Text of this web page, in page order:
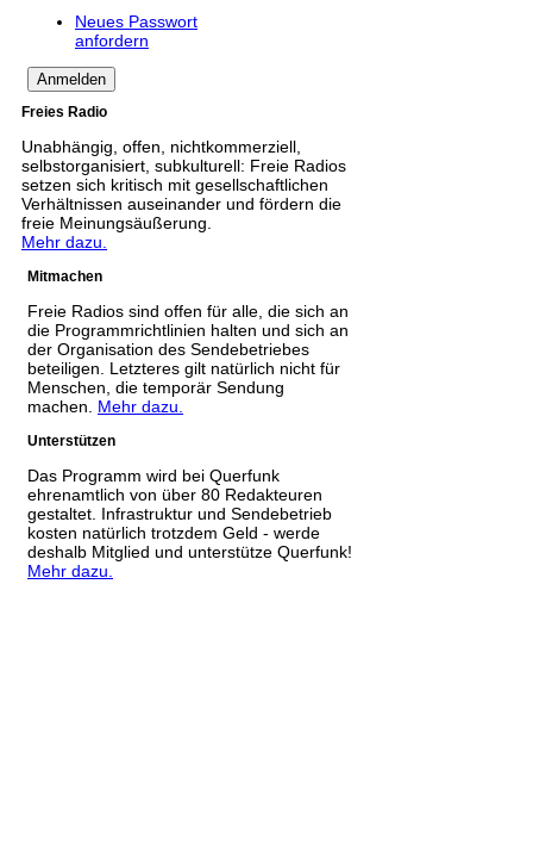
Neues Passwort
anfordern
Freies Radio
Unabhängig, offen, nichtkommerziell,
selbstorganisiert, subkulturell: Freie Radios
setzen sich kritisch mit gesellschaftlichen
Verhältnissen auseinander und fördern die
freie Meinungsäußerung.
Mehr dazu.
Mitmachen
Freie Radios sind offen für alle, die sich an
die Programmrichtlinien halten und sich an
der Organisation des Sendebetriebes
beteiligen. Letzteres gilt natürlich nicht für
Menschen, die temporär Sendung
machen. Mehr dazu.
Unterstützen
Das Programm wird bei Querfunk
ehrenamtlich von über 80 Redakteuren
gestaltet. Infrastruktur und Sendebetrieb
kosten natürlich trotzdem Geld - werde
deshalb Mitglied und unterstütze Querfunk!
Mehr dazu.